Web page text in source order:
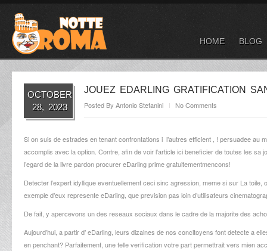
HOME BLOG
OCTOBER
28, 2023
JOUEZ EDARLING GRATIFICATION
Posted By Antonio Stefanini No Comments
Si on suis de estrades en tenant confrontations i l’autres efficient , ! persuadee au
accomplis avec la option. Contre, afin devoir l’article icibeneficier de toutes les sa
l’egard de la livre pardon procurer eDarling prime gratuitementmencons!
Detecter l’expert idyllique eventuellement ceci sinc agression, meme si sur La
exemple d’eux represente eDarling, que prevision pas loin d’utilisateurs
De fait, y apercevons un des reseaux sociaux dans le cadre de la majorite des
Aujourd’hui, a partir d’ eDarling, leurs dizaines de nos concitoyens font detecte a
en penchant? Parfaitement, une telle verification votre part permettrait vers mien